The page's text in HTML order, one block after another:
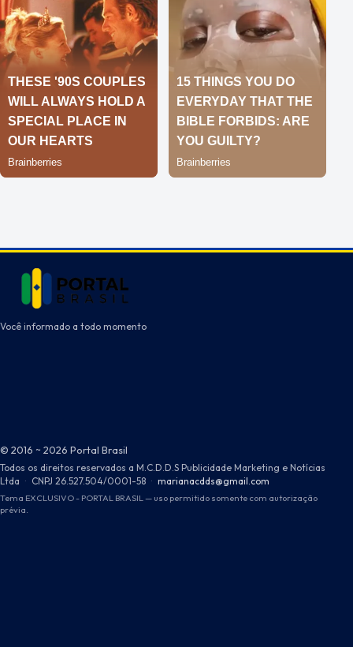
Você informado a todo momento
© 2016 ~ 2026 Portal Brasil
Todos os direitos reservados a M.C.D.D.S Publicidade Marketing e Notícias
Ltda · CNPJ 26.527.504/0001-58 · marianacdds@gmail.com
Tema EXCLUSIVO - PORTAL BRASIL — uso permitido somente com autorização
prévia.